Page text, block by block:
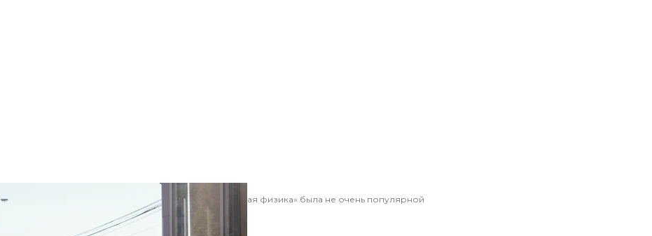
а также то, что в то время специальность «прикладная физика» была не очень популярной
Анастасия Власова/hromadske
***